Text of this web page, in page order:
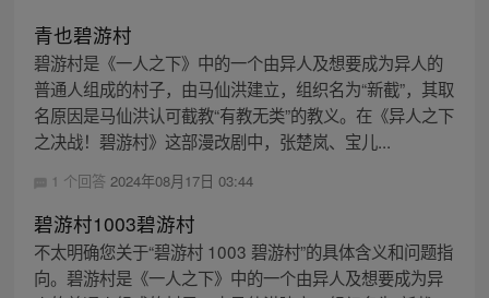
青也碧游村
碧游村是《一人之下》中的一个由异人及想要成为异人的
普通人组成的村子，由马仙洪建立，组织名为“新截”，其取
名原因是马仙洪认可截教“有教无类”的教义。在《异人之下
之决战！碧游村》这部漫改剧中，张楚岚、宝儿...
1 个回答 2024年08月17日 03:44
碧游村1003碧游村
不太明确您关于“碧游村 1003 碧游村”的具体含义和问题指
向。碧游村是《一人之下》中的一个由异人及想要成为异